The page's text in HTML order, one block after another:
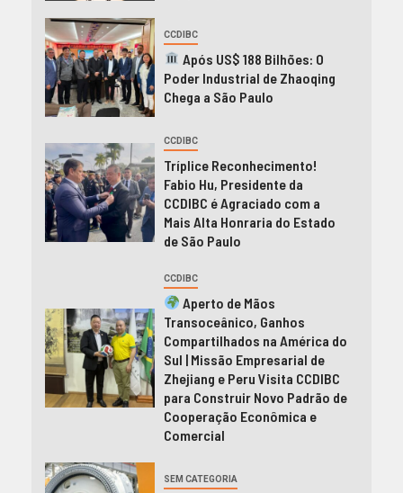
CCDIBC
Após US$ 188 Bilhões: O
Poder Industrial de Zhaoqing
Chega a São Paulo
CCDIBC
Tríplice Reconhecimento!
Fabio Hu, Presidente da
CCDIBC é Agraciado com a
Mais Alta Honraria do Estado
de São Paulo
CCDIBC
Aperto de Mãos
Transoceânico, Ganhos
Compartilhados na América do
Sul | Missão Empresarial de
Zhejiang e Peru Visita CCDIBC
para Construir Novo Padrão de
Cooperação Econômica e
Comercial
SEM CATEGORIA